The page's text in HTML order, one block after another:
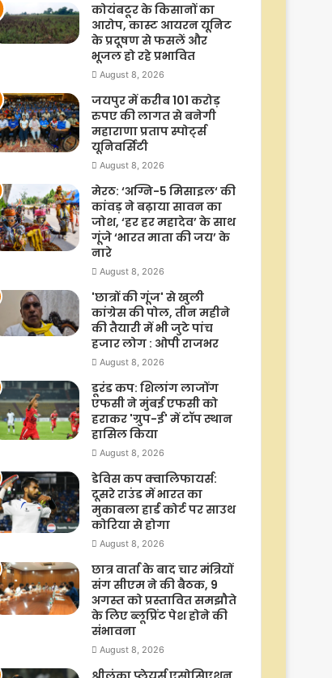
कोयंबटूर के किसानों का
आरोप, कास्ट आयरन यूनिट
के प्रदूषण से फसलें और
भूजल हो रहे प्रभावित
August 8, 2026
जयपुर में करीब 101 करोड़
रुपए की लागत से बनेगी
महाराणा प्रताप स्पोर्ट्स
यूनिवर्सिटी
August 8, 2026
मेरठ: ‘अग्नि-5 मिसाइल‘ की
कांवड़ ने बढ़ाया सावन का
जोश, ‘हर हर महादेव’ के साथ
गूंजे ‘भारत माता की जय’ के
नारे
August 8, 2026
'छात्रों की गूंज' से खुली
कांग्रेस की पोल, तीन महीने
की तैयारी में भी जुटे पांच
हजार लोग : ओपी राजभर
August 8, 2026
डूरंड कप: शिलांग लाजोंग
एफसी ने मुंबई एफसी को
हराकर 'ग्रुप-ई' में टॉप स्थान
हासिल किया
August 8, 2026
डेविस कप क्वालिफायर्स:
दूसरे राउंड में भारत का
मुकाबला हार्ड कोर्ट पर साउथ
कोरिया से होगा
August 8, 2026
छात्र वार्ता के बाद चार मंत्रियों
संग सीएम ने की बैठक, 9
अगस्त को प्रस्तावित समझौते
के लिए ब्लूप्रिंट पेश होने की
संभावना
August 8, 2026